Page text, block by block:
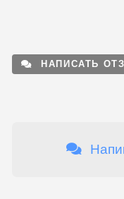
НАПИСАТЬ